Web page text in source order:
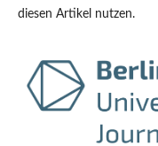
diesen Artikel nutzen.